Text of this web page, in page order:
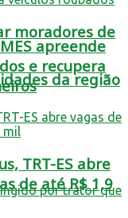
moradores de
da região
apreende
e recupera
TRT-ES abre
de até R$ 1,9